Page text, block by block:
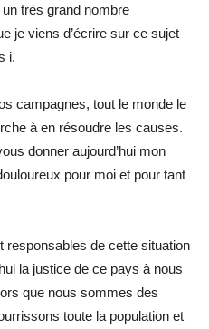
très grand nombre
je viens d’écrire sur ce sujet
i.
campagnes, tout le monde le
à en résoudre les causes.
donner aujourd’hui mon
pour moi et pour tant
responsables de cette situation
la justice de ce pays à nous
que nous sommes des
toute la population et